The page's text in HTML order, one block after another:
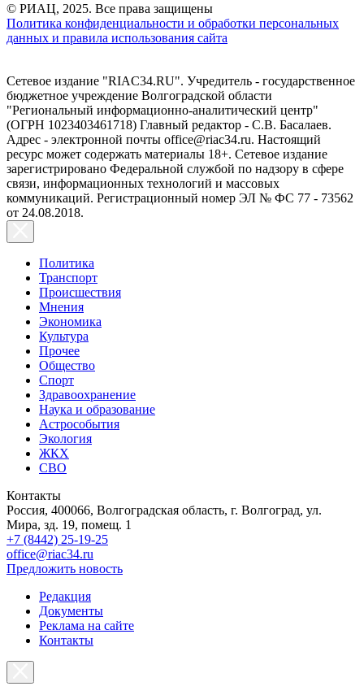
© РИАЦ, 2025. Все права защищены
Политика конфиденциальности и обработки персональных
данных и правила использования сайта
Сетевое издание "RIAC34.RU". Учредитель - государственное
бюджетное учреждение Волгоградской области
"Региональный информационно-аналитический центр"
(ОГРН 1023403461718) Главный редактор - С.В. Басалаев.
Адрес - электронной почты office@riac34.ru. Настоящий
ресурс может содержать материалы 18+. Сетевое издание
зарегистрировано Федеральной службой по надзору в сфере
связи, информационных технологий и массовых
коммуникаций. Регистрационный номер ЭЛ № ФС 77 - 73562
от 24.08.2018.
Политика
Транспорт
Происшествия
Мнения
Экономика
Культура
Прочее
Общество
Спорт
Здравоохранение
Наука и образование
Астрособытия
Экология
ЖКХ
СВО
Контакты
Россия, 400066, Волгоградская область, г. Волгоград, ул.
Мира, зд. 19, помещ. 1
+7 (8442) 25-19-25
office@riac34.ru
Предложить новость
Редакция
Документы
Реклама на сайте
Контакты